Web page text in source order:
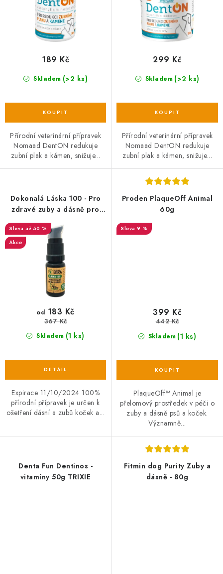
Skladem (>2 ks)
189 Kč
Přírodní veterinární přípravek
Nomaad DentON redukuje
zubní plak a kámen, snižuje...
Skladem (>2 ks)
299 Kč
Přírodní veterinární přípravek
Nomaad DentON redukuje
zubní plak a kámen, snižuje...
Dokonalá Láska 100 - Pro
zdravé zuby a dásně pro
kočky a fretky
až 50 %
Akce
Skladem (1 ks)
od 183 Kč
367 Kč
Expirace 11/10/2024 100%
přírodní přípravek je určen k
ošetření dásní a zubů koček a...
Proden PlaqueOff Animal
60g
9 %
Skladem (1 ks)
399 Kč
442 Kč
PlaqueOff™ Animal je
přelomový prostředek v péči o
zuby a dásně psů a koček.
Významně...
Denta Fun Dentinos -
vitamíny 50g TRIXIE
Fitmin dog Purity Zuby a
dásně - 80g